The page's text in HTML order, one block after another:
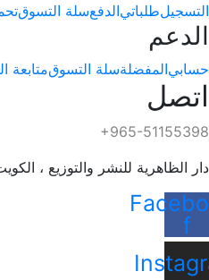
التسجيلطلباتيالدفعسلة التسوق
الدعم
حسابيالمفضلةسلة التسوقمتابعة
اتصل
+965-51155398
دار الظاهرية للنشر والتوزيع ،
f